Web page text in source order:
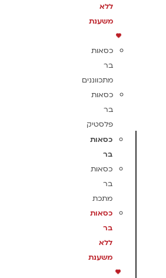
ללא
משענת
כסאות
בר
מתכווננים
כסאות
בר
פלסטיק
כסאות
בר
כסאות
בר
מתכת
כסאות
בר
ללא
משענת